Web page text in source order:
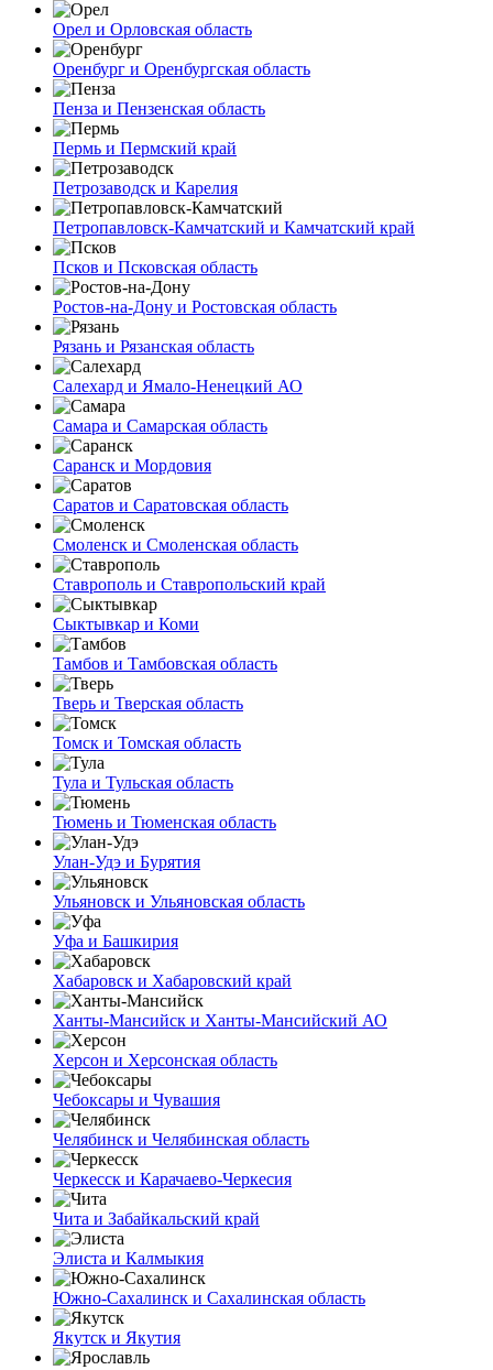
Орел и Орловская область
Оренбург и Оренбургская область
Пенза и Пензенская область
Пермь и Пермский край
Петрозаводск и Карелия
Петропавловск-Камчатский и Камчатский край
Псков и Псковская область
Ростов-на-Дону и Ростовская область
Рязань и Рязанская область
Салехард и Ямало-Ненецкий АО
Самара и Самарская область
Саранск и Мордовия
Саратов и Саратовская область
Смоленск и Смоленская область
Ставрополь и Ставропольский край
Сыктывкар и Коми
Тамбов и Тамбовская область
Тверь и Тверская область
Томск и Томская область
Тула и Тульская область
Тюмень и Тюменская область
Улан-Удэ и Бурятия
Ульяновск и Ульяновская область
Уфа и Башкирия
Хабаровск и Хабаровский край
Ханты-Мансийск и Ханты-Мансийский АО
Херсон и Херсонская область
Чебоксары и Чувашия
Челябинск и Челябинская область
Черкесск и Карачаево-Черкесия
Чита и Забайкальский край
Элиста и Калмыкия
Южно-Сахалинск и Сахалинская область
Якутск и Якутия